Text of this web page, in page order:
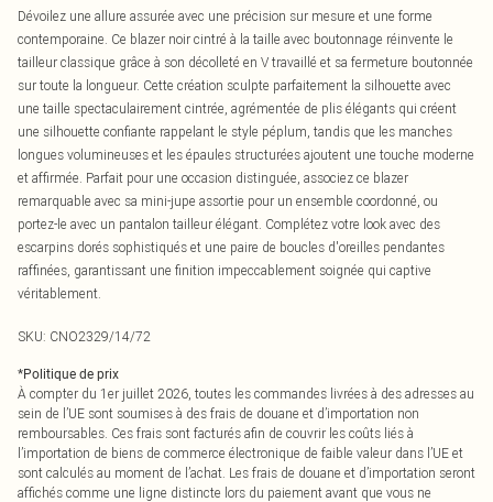
Dévoilez une allure assurée avec une précision sur mesure et une forme
contemporaine. Ce blazer noir cintré à la taille avec boutonnage réinvente le
tailleur classique grâce à son décolleté en V travaillé et sa fermeture boutonnée
sur toute la longueur. Cette création sculpte parfaitement la silhouette avec
une taille spectaculairement cintrée, agrémentée de plis élégants qui créent
une silhouette confiante rappelant le style péplum, tandis que les manches
longues volumineuses et les épaules structurées ajoutent une touche moderne
et affirmée. Parfait pour une occasion distinguée, associez ce blazer
remarquable avec sa mini-jupe assortie pour un ensemble coordonné, ou
portez-le avec un pantalon tailleur élégant. Complétez votre look avec des
escarpins dorés sophistiqués et une paire de boucles d'oreilles pendantes
raffinées, garantissant une finition impeccablement soignée qui captive
véritablement.
SKU: CNO2329/14/72
*Politique de prix
À compter du 1er juillet 2026, toutes les commandes livrées à des adresses au
sein de l’UE sont soumises à des frais de douane et d’importation non
remboursables. Ces frais sont facturés afin de couvrir les coûts liés à
l’importation de biens de commerce électronique de faible valeur dans l’UE et
sont calculés au moment de l’achat. Les frais de douane et d’importation seront
affichés comme une ligne distincte lors du paiement avant que vous ne